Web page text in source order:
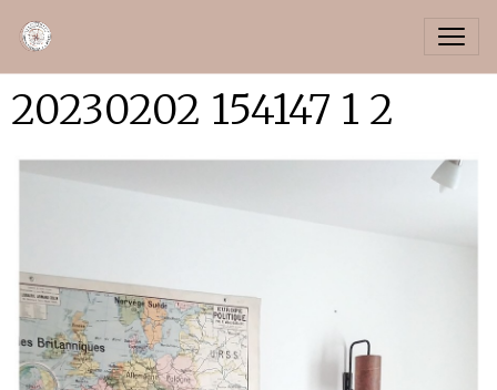
20230202 154147 1 2